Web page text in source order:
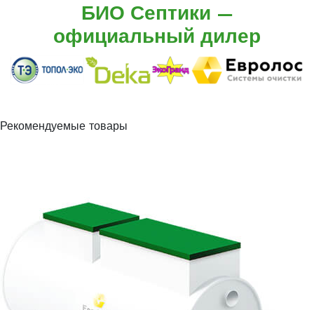
БИО Септики —
официальный дилер
Рекомендуемые товары